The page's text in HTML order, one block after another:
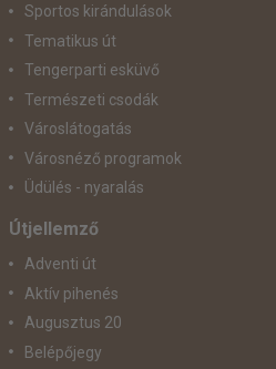
Sportos kirándulások
Tematikus út
Tengerparti esküvő
Természeti csodák
Városlátogatás
Városnéző programok
Üdülés - nyaralás
Útjellemző
Adventi út
Aktív pihenés
Augusztus 20
Belépőjegy